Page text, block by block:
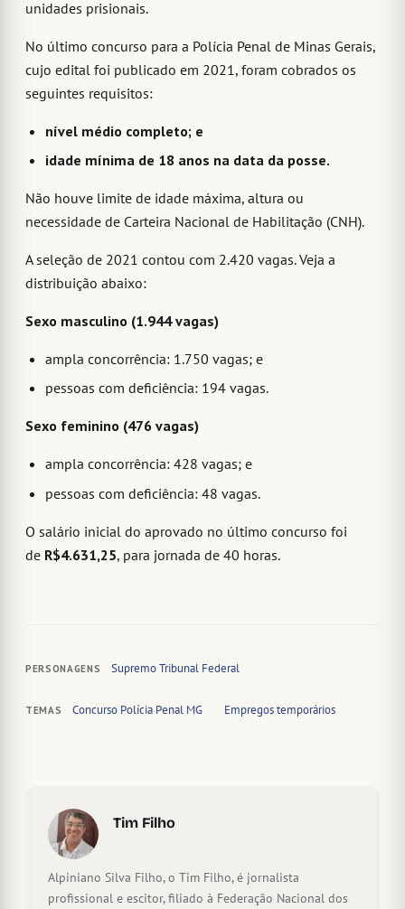
unidades prisionais.
No último concurso para a Polícia Penal de Minas Gerais,
cujo edital foi publicado em 2021, foram cobrados os
seguintes requisitos:
nível médio completo; e
idade mínima de 18 anos na data da posse.
Não houve limite de idade máxima, altura ou
necessidade de Carteira Nacional de Habilitação (CNH).
A seleção de 2021 contou com 2.420 vagas. Veja a
distribuição abaixo:
Sexo masculino (1.944 vagas)
ampla concorrência: 1.750 vagas; e
pessoas com deficiência: 194 vagas.
Sexo feminino (476 vagas)
ampla concorrência: 428 vagas; e
pessoas com deficiência: 48 vagas.
O salário inicial do aprovado no último concurso foi
de R$4.631,25, para jornada de 40 horas.
PERSONAGENS Supremo Tribunal Federal
TEMAS Concurso Polícia Penal MG Empregos temporários
Tim Filho
Alpiniano Silva Filho, o Tim Filho, é jornalista
profissional e escitor, filiado à Federação Nacional dos